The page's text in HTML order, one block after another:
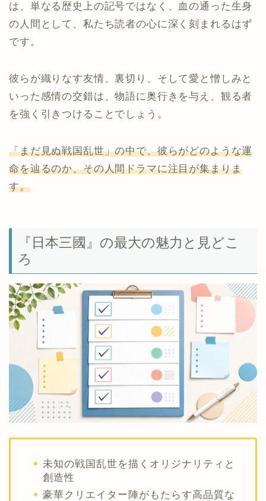
は、単なる歴史上の記号ではなく、血の通った生身
の人間として、私たち読者の心に深く刻まれるはず
です。
彼らが織りなす友情、裏切り、そして愛と憎しみと
いった感情の交錯は、物語に奥行きを与え、観る者
を強く引きつけることでしょう。
「まだ見ぬ戦国乱世」の中で、彼らがどのような運
命を辿るのか、その人間ドラマに注目が集まりま
す。
『日本三國』の最大の魅力と見どこ
ろ
未知の戦国乱世を描くオリジナリティと
創造性
豪華クリエイター陣がもたらす高品質な